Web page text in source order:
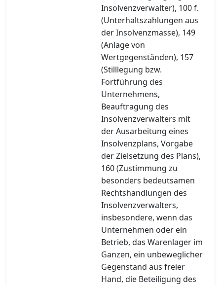
Insolvenzverwalter), 100 f.
(Unterhaltszahlungen aus
der Insolvenzmasse), 149
(Anlage von
Wertgegenständen), 157
(Stilllegung bzw.
Fortführung des
Unternehmens,
Beauftragung des
Insolvenzverwalters mit
der Ausarbeitung eines
Insolvenzplans, Vorgabe
der Zielsetzung des Plans),
160 (Zustimmung zu
besonders bedeutsamen
Rechtshandlungen des
Insolvenzverwalters,
insbesondere, wenn das
Unternehmen oder ein
Betrieb, das Warenlager im
Ganzen, ein unbeweglicher
Gegenstand aus freier
Hand, die Beteiligung des